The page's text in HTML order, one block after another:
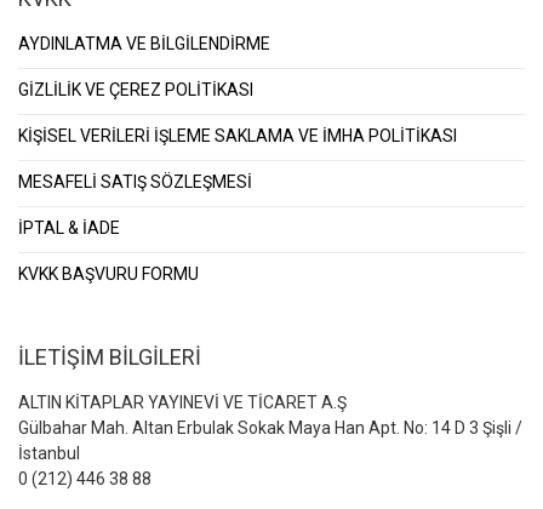
AYDINLATMA VE BİLGİLENDİRME
GİZLİLİK VE ÇEREZ POLİTİKASI
KİŞİSEL VERİLERİ İŞLEME SAKLAMA VE İMHA POLİTİKASI
MESAFELİ SATIŞ SÖZLEŞMESİ
İPTAL & İADE
KVKK BAŞVURU FORMU
İLETİŞİM BİLGİLERİ
ALTIN KİTAPLAR YAYINEVİ VE TİCARET A.Ş
Gülbahar Mah. Altan Erbulak Sokak Maya Han Apt. No: 14 D 3 Şişli /
İstanbul
0 (212) 446 38 88